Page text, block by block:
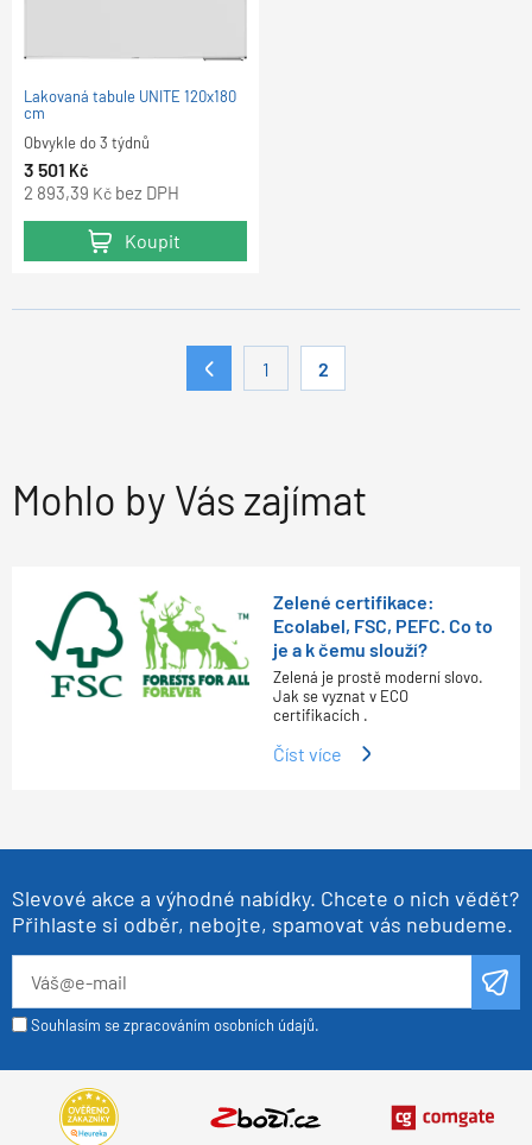
Lakovaná tabule UNITE 120x180
cm
Obvykle do 3 týdnů
3 501 Kč
2 893,39 Kč bez DPH
Koupit
1 2
Mohlo by Vás zajímat
Zelené certifikace:
Ecolabel, FSC, PEFC. Co to
je a k čemu slouží?
Zelená je prostě moderní slovo.
Jak se vyznat v ECO
certifikacích .
Číst více
Slevové akce a výhodné nabídky. Chcete o nich vědět?
Přihlaste si odběr, nebojte, spamovat vás nebudeme.
Souhlasím se zpracováním osobních údajů.